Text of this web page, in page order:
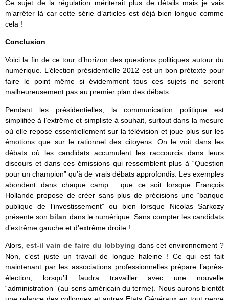
Ce sujet de la régulation mériterait plus de détails mais je vais
m’arrêter là car cette série d’articles est déjà bien longue comme
cela !
Conclusion
Voici la fin de ce tour d’horizon des questions politiques autour du
numérique. L’élection présidentielle 2012 est un bon prétexte pour
faire le point même si évidemment tous ces sujets ne seront
malheureusement pas au premier plan des débats.
Pendant les présidentielles, la communication politique est
simplifiée à l’extrême et simpliste à souhait, surtout dans la mesure
où elle repose essentiellement sur la télévision et joue plus sur les
émotions que sur le rationnel des citoyens. On le voit dans les
débats où les candidats accumulent les raccourcis dans leurs
discours et dans ces émissions qui ressemblent plus à “Question
pour un champion” qu’à de vrais débats approfondis. Les exemples
abondent dans chaque camp : que ce soit lorsque François
Hollande propose de créer sans plus de précisions une “banque
publique de l’investissement” ou bien lorsque Nicolas Sarkozy
présente son bilan dans le numérique. Sans compter les candidats
d’extrême gauche et d’extrême droite !
Alors, est-il vain de faire du lobbying dans cet environnement ?
Non, c’est juste un travail de longue haleine ! Ce qui est fait
maintenant par les associations professionnelles prépare l’après-
élection, lorsqu’il faudra travailler avec une nouvelle
“administration” (au sens américain du terme). Nous aurons bientôt